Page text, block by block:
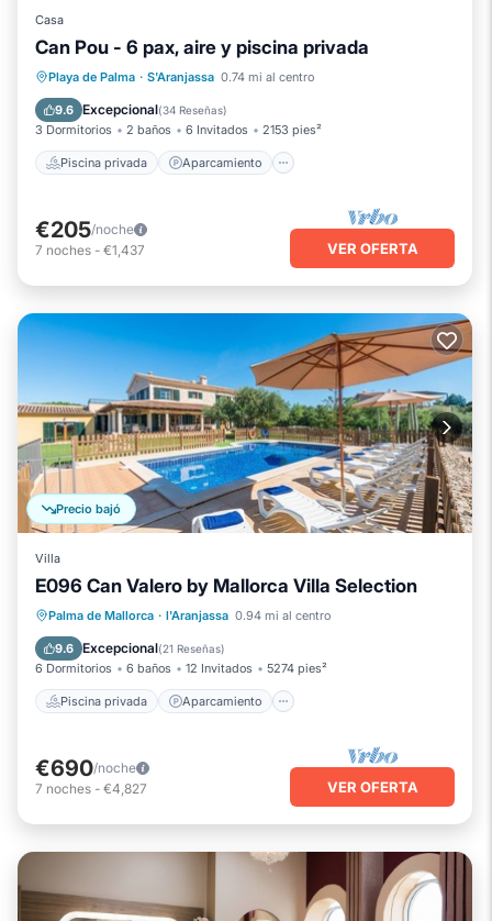
Casa
Can Pou - 6 pax, aire y piscina privada
Playa de Palma · S'Aranjassa 0.74 mi al centro
9.6 Excepcional(34 Reseñas)
3 Dormitorios 2 baños 6 Invitados 2153 pies²
Piscina privada Aparcamiento
Piscina privada
Aparcamiento
Piscina
Vista al mar
€205/noche
7 noches - €1,437 VER OFERTA
Precio bajó
Villa
E096 Can Valero by Mallorca Villa Selection
Palma de Mallorca · l'Aranjassa 0.94 mi al centro
9.6 Excepcional(21 Reseñas)
6 Dormitorios 6 baños 12 Invitados 5274 pies²
Piscina privada Aparcamiento
Piscina privada
Aparcamiento
Piscina
Balcón/Terraza
€690/noche
7 noches - €4,827 VER OFERTA